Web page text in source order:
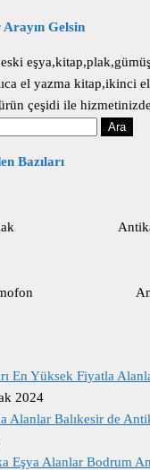
Arayın Gelsin
el yazma kitap,ikinci
çeşidi ile
Bazıları
En Yüksek Fiyatla
2024
Alanlar Balıkesir de
Eşya Alanlar Bodrum